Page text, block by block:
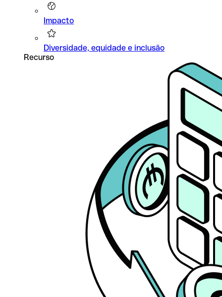
Impacto
Diversidade, equidade e inclusão
Recurso